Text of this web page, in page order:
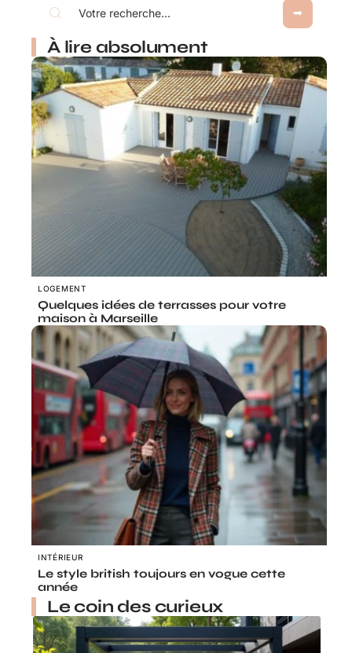
À lire absolument
LOGEMENT
Quelques idées de terrasses pour votre
maison à Marseille
INTÉRIEUR
Le style british toujours en vogue cette
année
Le coin des curieux